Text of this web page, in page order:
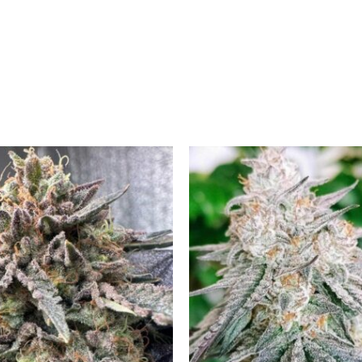
Tällä
tuotteella
on
useampi
muunnelma.
Voit
tehdä
valinnat
tuotteen
sivulla.